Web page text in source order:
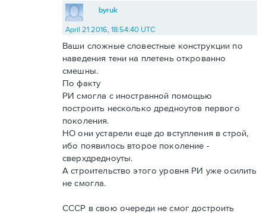
byruk
April 21 2016, 18:54:40 UTC
Ваши сложные словестные конструкции по
наведения тени на плетень открованно
смешны.
По факту
РИ смогла с иностранной помощью
построить несколько дредноутов первого
поколения.
НО они устарели еще до вступления в строй,
ибо появилось второе поколение -
сверхдредноуты.
А строительство этого уровня РИ уже осилить
не смогла.
СССР в свою очереди не смог достроить